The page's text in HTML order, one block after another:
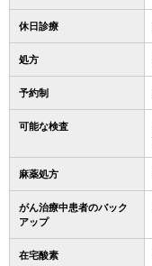
休日診療
処方
予約制
可能な検査
麻薬処方
がん治療中患者のバック
アップ
在宅酸素